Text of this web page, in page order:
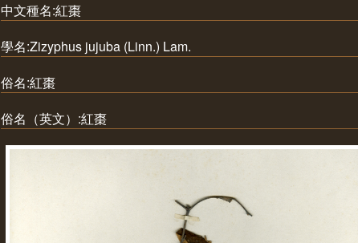
中文種名:紅棗
學名:Zizyphus jujuba (Linn.) Lam.
俗名:紅棗
俗名（英文）:紅棗